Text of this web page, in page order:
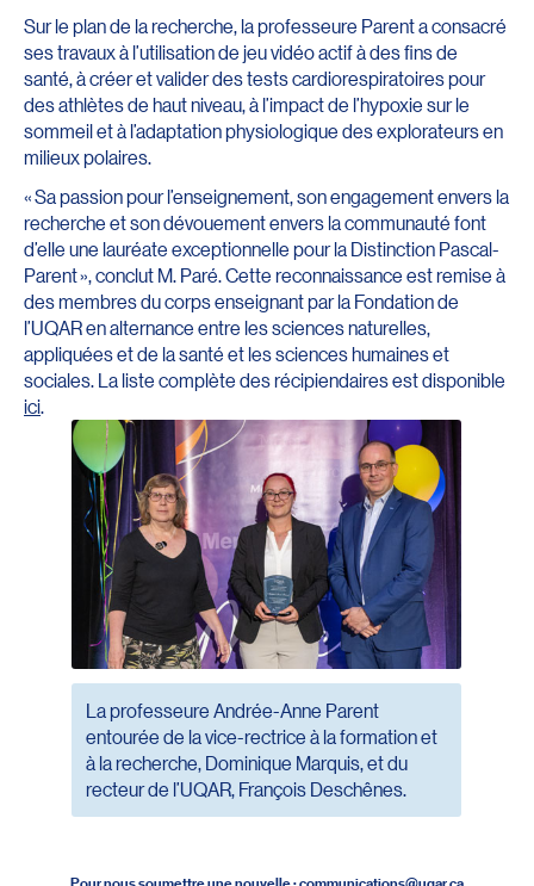
Sur le plan de la recherche, la professeure Parent a consacré
ses travaux à l’utilisation de jeu vidéo actif à des fins de
santé, à créer et valider des tests cardiorespiratoires pour
des athlètes de haut niveau, à l’impact de l’hypoxie sur le
sommeil et à l’adaptation physiologique des explorateurs en
milieux polaires.
« Sa passion pour l’enseignement, son engagement envers la
recherche et son dévouement envers la communauté font
d’elle une lauréate exceptionnelle pour la Distinction Pascal-
Parent », conclut M. Paré. Cette reconnaissance est remise à
des membres du corps enseignant par la Fondation de
l’UQAR en alternance entre les sciences naturelles,
appliquées et de la santé et les sciences humaines et
sociales. La liste complète des récipiendaires est disponible
ici.
La professeure Andrée-Anne Parent
entourée de la vice-rectrice à la formation et
à la recherche, Dominique Marquis, et du
recteur de l’UQAR, François Deschênes.